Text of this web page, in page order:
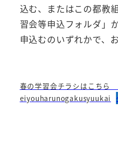
込む、またはこの都教
習会等申込フォルダ」
申込むのいずれかで、
春の学習会チラシはこち
eiyouharunogakusyuukai